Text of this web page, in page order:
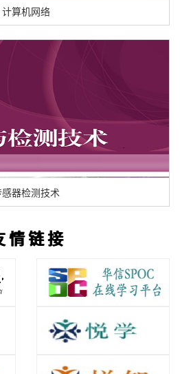
计算机网络
器检测技术
情 链 接